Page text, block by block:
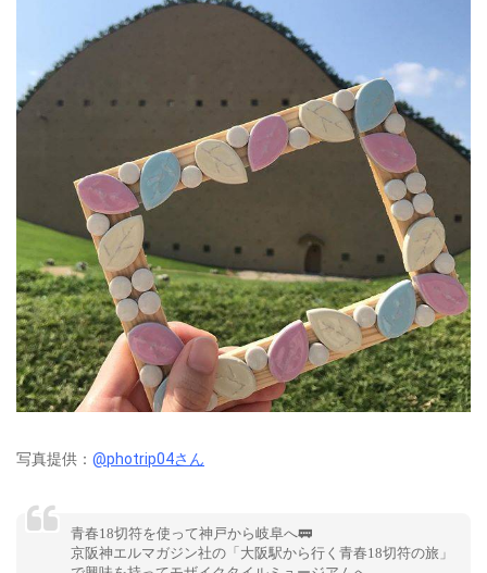
写真提供： @photrip04さん
青春18切符を使って神戸から岐阜へ🚃
京阪神エルマガジン社の「大阪駅から行く青春18切符の旅」